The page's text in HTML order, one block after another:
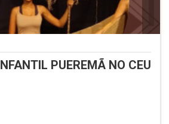
PUEREMÃ NO CEU